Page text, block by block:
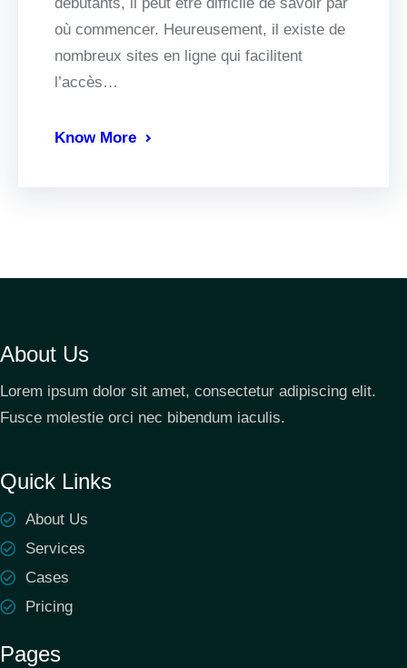
où commencer. Heureusement, il existe de
nombreux sites en ligne qui facilitent
l’accès…
Know More
About Us
Lorem ipsum dolor sit amet, consectetur adipiscing elit.
Fusce molestie orci nec bibendum iaculis.
Quick Links
About Us
Services
Cases
Pricing
Pages